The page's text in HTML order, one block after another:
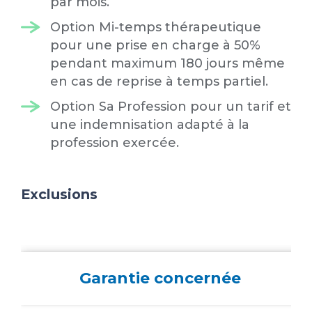
Option Mi-temps thérapeutique
pour une prise en charge à 50%
pendant maximum 180 jours même
en cas de reprise à temps partiel.
Option Sa Profession pour un tarif et
une indemnisation adapté à la
profession exercée.
Exclusions
Garantie concernée